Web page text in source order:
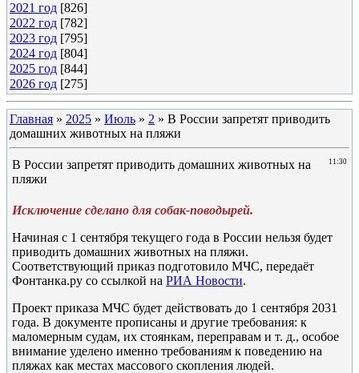
2021 год [826]
2022 год [782]
2023 год [795]
2024 год [804]
2025 год [844]
2026 год [275]
Главная » 2025 » Июль » 2 » В России запретят приводить
домашних животных на пляжи
11:30
В России запретят приводить домашних животных на
пляжи
Исключение сделано для собак-поводырей.
Начиная с 1 сентября текущего года в России нельзя будет
приводить домашних животных на пляжи.
Соответствующий приказ подготовило МЧС, передаёт
Фонтанка.ру со ссылкой на РИА Новости.
Проект приказа МЧС будет действовать до 1 сентября 2031
года. В документе прописаны и другие требования: к
маломерным судам, их стоянкам, переправам и т. д., особое
внимание уделено именно требованиям к поведению на
пляжах как местах массового скопления людей.